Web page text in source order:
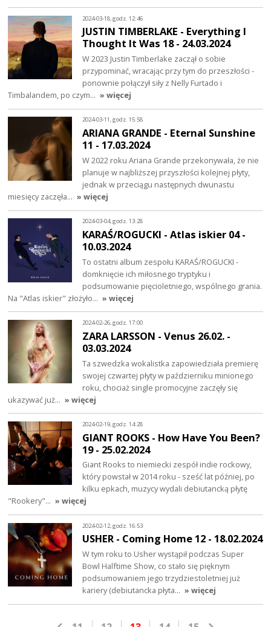
2024-03-18, godz. 12:46
JUSTIN TIMBERLAKE - Everything I
Thought It Was 18 - 24.03.2024
W 2023 Justin Timberlake zaczął o sobie
przypominać, wracając przy tym do przeszłości -
ponownie połączył siły z Nelly Furtado i
Timbalandem, po czym… » więcej
2024-03-11, godz. 15:58
ARIANA GRANDE - Eternal Sunshine
11 - 17.03.2024
W 2022 roku Ariana Grande przekonywała, że nie
planuje w najbliższej przyszłości kolejnej płyty,
jednak w przeciągu następnych dwunastu
miesięcy zaczęła… » więcej
2024-03-04, godz. 13:28
KARAŚ/ROGUCKI - Atlas iskier 04 -
10.03.2024
To ostatni album zespołu KARAŚ/ROGUCKI -
domknięcie ich miłosnego tryptyku i
podsumowanie pięcioletniego, wspólnego grania.
Na "Atlas iskier" złożyło… » więcej
2024-02-26, godz. 17:00
ZARA LARSSON - Venus 26.02. -
03.03.2024
Ta szwedzka wokalistka zapowiedziała premierę
swojej czwartej płyty w październiku minionego
roku, chociaż single promocyjne zaczęły się
ukazywać już… » więcej
2024-02-19, godz. 14:28
GIANT ROOKS - How Have You Been?
19 - 25.02.2024
Giant Rooks to niemiecki zespół indie rockowy,
który powstał w 2014 roku - sześć lat później, po
kilku epkach, muzycy wydali debiutancką płytę
"Rookery"… » więcej
2024-02-12, godz. 16:53
USHER - Coming Home 12 - 18.02.2024
W tym roku to Usher wystąpił podczas Super
Bowl Halftime Show, co stało się pięknym
podsumowaniem jego trzydziestoletniej już
kariery (debiutancka płyta… » więcej